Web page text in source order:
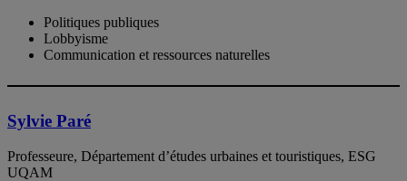
Politiques publiques
Lobbyisme
Communication et ressources naturelles
Sylvie Paré
Professeure, Département d’études urbaines et touristiques, ESG
UQAM